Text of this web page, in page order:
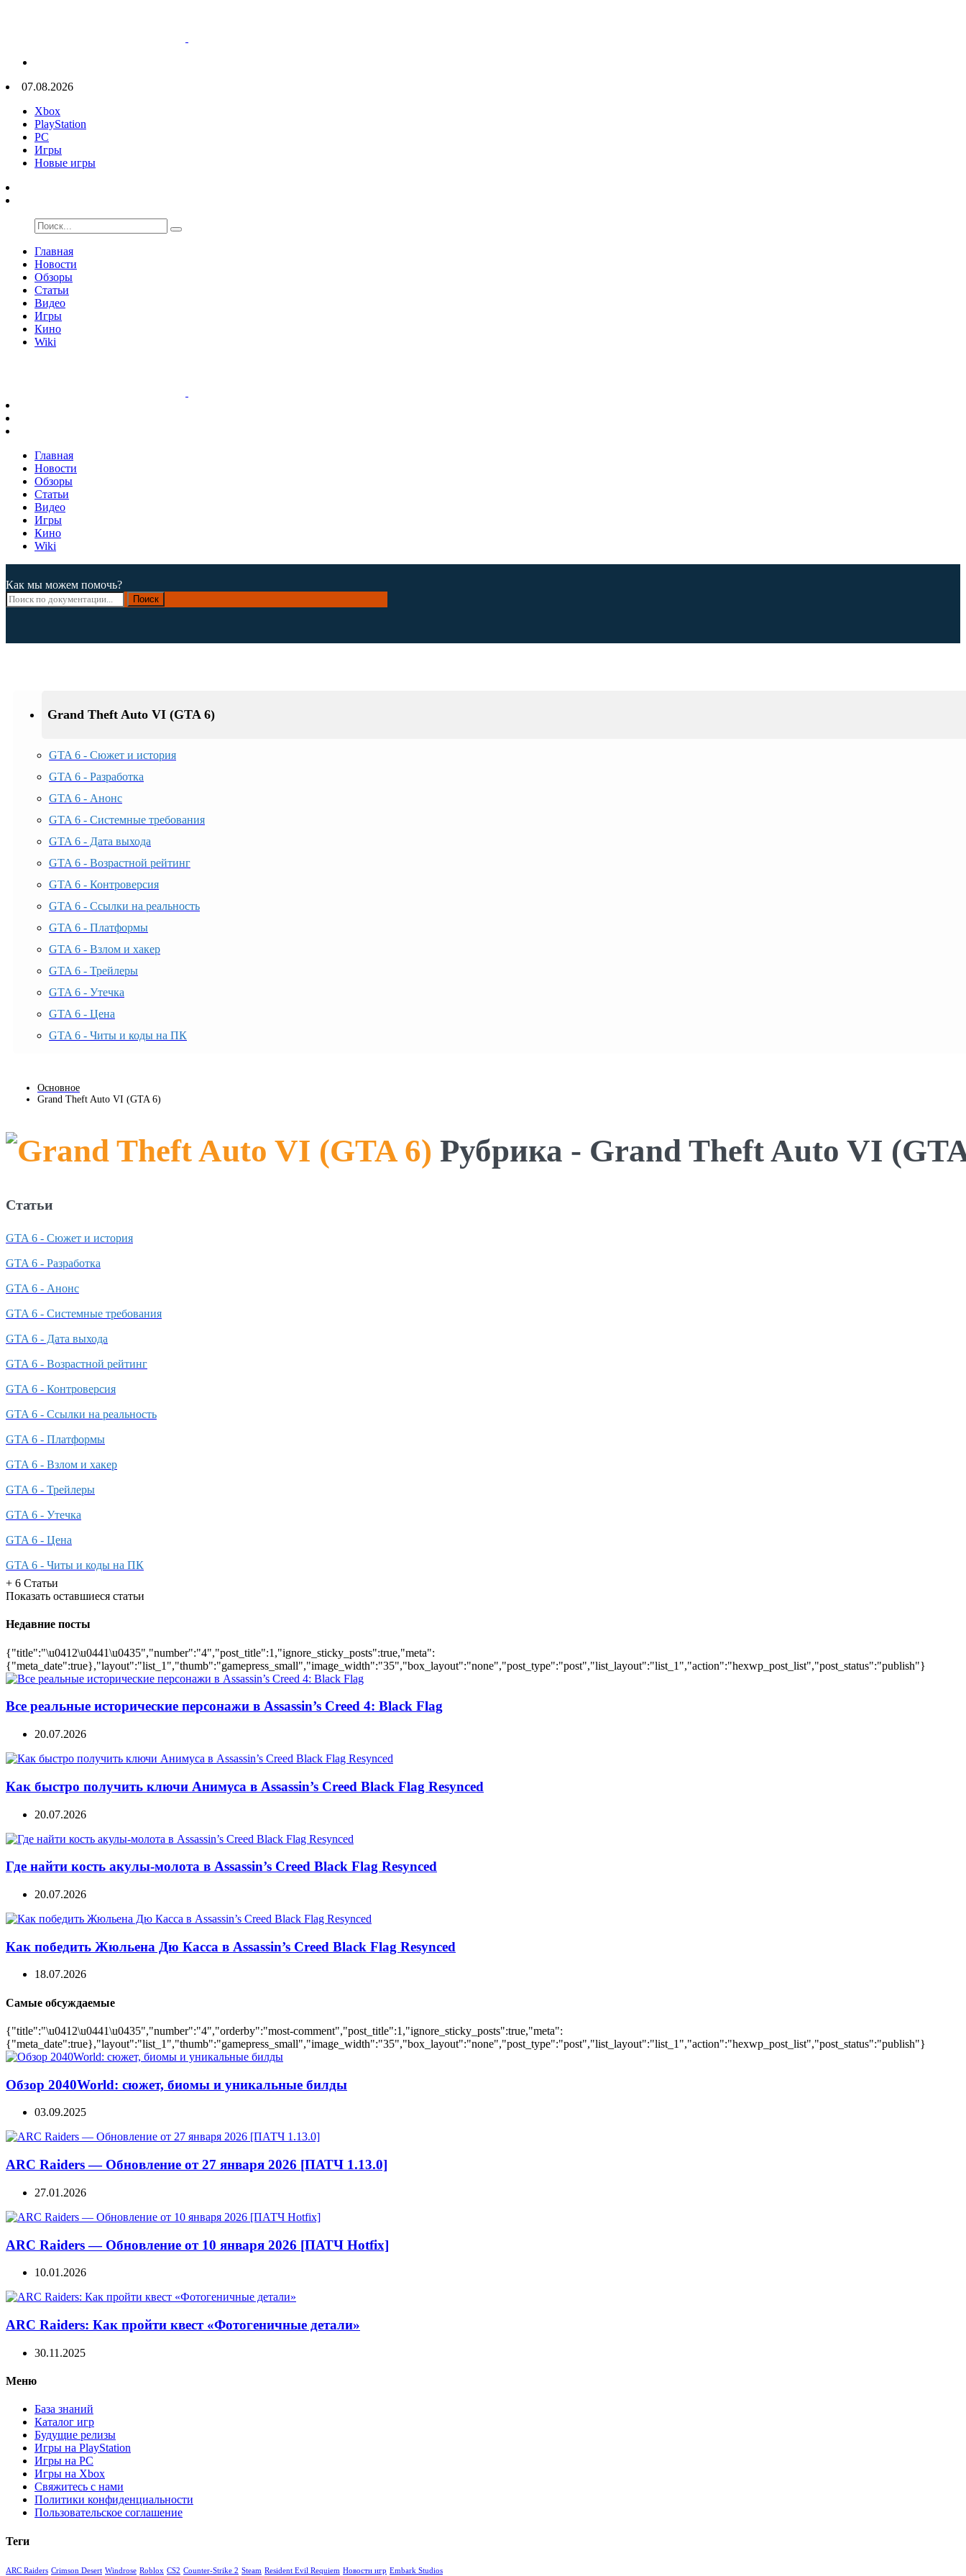
07.08.2026
Xbox
PlayStation
PC
Игры
Новые игры
Главная
Новости
Обзоры
Статьи
Видео
Игры
Кино
Wiki
Главная
Новости
Обзоры
Статьи
Видео
Игры
Кино
Wiki
Как мы можем помочь?
Поиск
Grand Theft Auto VI (GTA 6)
GTA 6 - Сюжет и история
GTA 6 - Разработка
GTA 6 - Анонс
GTA 6 - Системные требования
GTA 6 - Дата выхода
GTA 6 - Возрастной рейтинг
GTA 6 - Контроверсия
GTA 6 - Ссылки на реальность
GTA 6 - Платформы
GTA 6 - Взлом и хакер
GTA 6 - Трейлеры
GTA 6 - Утечка
GTA 6 - Цена
GTA 6 - Читы и коды на ПК
Основное
Grand Theft Auto VI (GTA 6)
Рубрика - Grand Theft Auto VI
Статьи
GTA 6 - Сюжет и история
GTA 6 - Разработка
GTA 6 - Анонс
GTA 6 - Системные требования
GTA 6 - Дата выхода
GTA 6 - Возрастной рейтинг
GTA 6 - Контроверсия
GTA 6 - Ссылки на реальность
GTA 6 - Платформы
GTA 6 - Взлом и хакер
GTA 6 - Трейлеры
GTA 6 - Утечка
GTA 6 - Цена
GTA 6 - Читы и коды на ПК
+ 6 Статьи
Показать оставшиеся статьи
Недавние посты
{"title":"\u0412\u0441\u0435","number":"4","post_title":1,"ignore_sticky_posts":true,"meta":
{"meta_date":true},"layout":"list_1","thumb":"gamepress_small","image_width":"35","box_layout":"none","post_type":"post","list_layout":"list_1","action":"hexwp_post_list","post_status":"publish"}
Все реальные исторические персонажи в Assassin’s Creed 4: Black Flag
20.07.2026
Как быстро получить ключи Анимуса в Assassin’s Creed Black Flag Resynced
20.07.2026
Где найти кость акулы-молота в Assassin’s Creed Black Flag Resynced
20.07.2026
Как победить Жюльена Дю Касса в Assassin’s Creed Black Flag Resynced
18.07.2026
Самые обсуждаемые
{"title":"\u0412\u0441\u0435","number":"4","orderby":"most-comment","post_title":1,"ignore_sticky_posts":true,"meta":
{"meta_date":true},"layout":"list_1","thumb":"gamepress_small","image_width":"35","box_layout":"none","post_type":"post","list_layout":"list_1","action":"hexwp_post_list","post_status":"publish"}
Обзор 2040World: сюжет, биомы и уникальные билды
03.09.2025
ARC Raiders — Обновление от 27 января 2026 [ПАТЧ 1.13.0]
27.01.2026
ARC Raiders — Обновление от 10 января 2026 [ПАТЧ Hotfix]
10.01.2026
ARC Raiders: Как пройти квест «Фотогеничные детали»
30.11.2025
Меню
База знаний
Каталог игр
Будущие релизы
Игры на PlayStation
Игры на PC
Игры на Xbox
Свяжитесь с нами
Политики конфиденциальности
Пользовательское соглашение
Теги
ARC Raiders Crimson Desert Windrose Roblox CS2 Counter-Strike 2 Steam Resident Evil Requiem Новости игр Embark Studios